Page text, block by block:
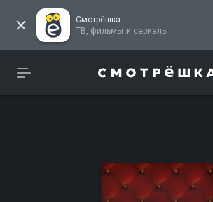
Смотрёшка
ТВ, фильмы и сериалы